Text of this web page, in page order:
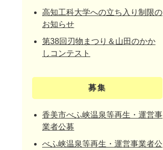
高知工科大学への立ち入り制限の
お知らせ
第38回刃物まつり＆山田のかか
しコンテスト
募集
香美市べふ峡温泉等再生・運営事
業者公募
べふ峡温泉等再生・運営事業者公